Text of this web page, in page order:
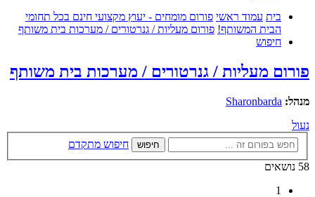
בית עמוד ראשי פורום מומחים - יעוץ מקצועי חינם בכל תחומי
הבית המשותף! פורום מעליות / גנרטורים / מערכות בית משותף
חיפוש
פורום מעליות / גנרטורים / מערכות בית משותף
מנהל: Sharonbarda
נעול
חיפוש
חיפוש מתקדם
58 נושאים
1